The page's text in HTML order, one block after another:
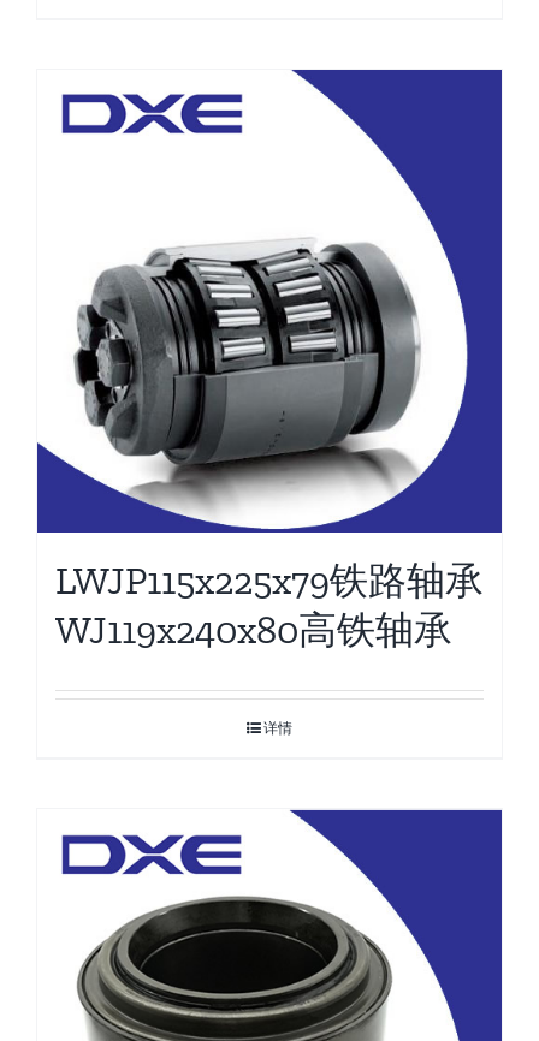
LWJP115x225x79铁路轴承
WJ119x240x80高铁轴承
详情